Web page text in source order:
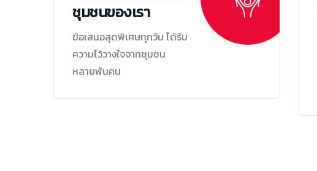
ชุมชนของเรา
ข้อเสนอสุดพิเศษทุกวัน ได้รับ
ความไว้วางใจจากชุมชน
หลายพันคน